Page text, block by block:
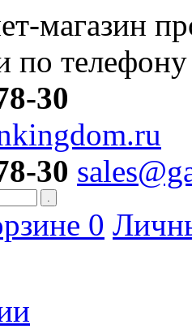
магазин
по телефону
30
30
.
0